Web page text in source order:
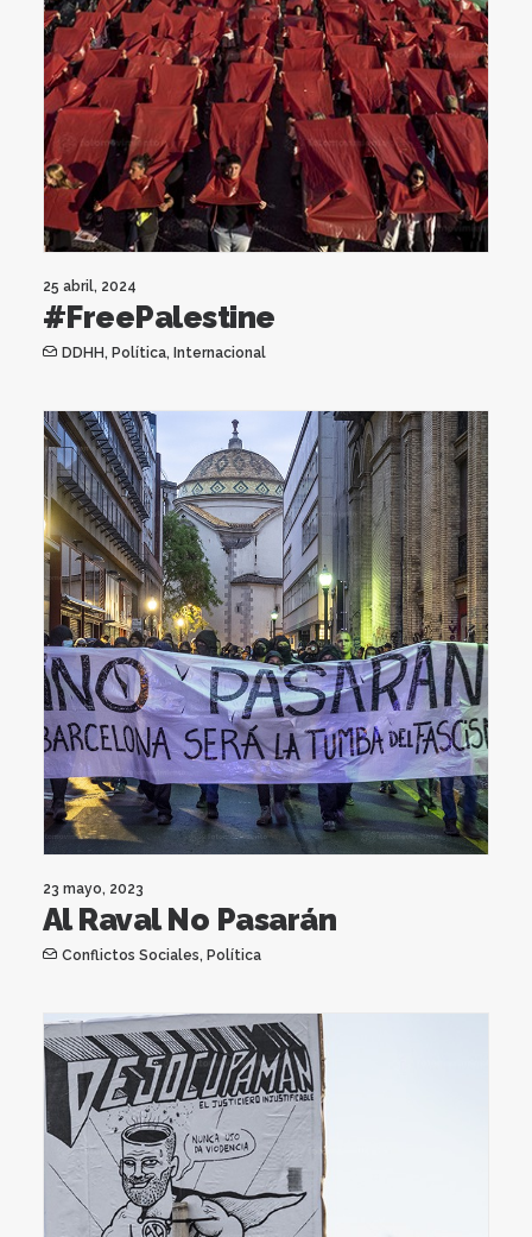
25 abril, 2024
#FreePalestine
DDHH, Política, Internacional
23 mayo, 2023
Al Raval No Pasarán
Conflictos Sociales, Política